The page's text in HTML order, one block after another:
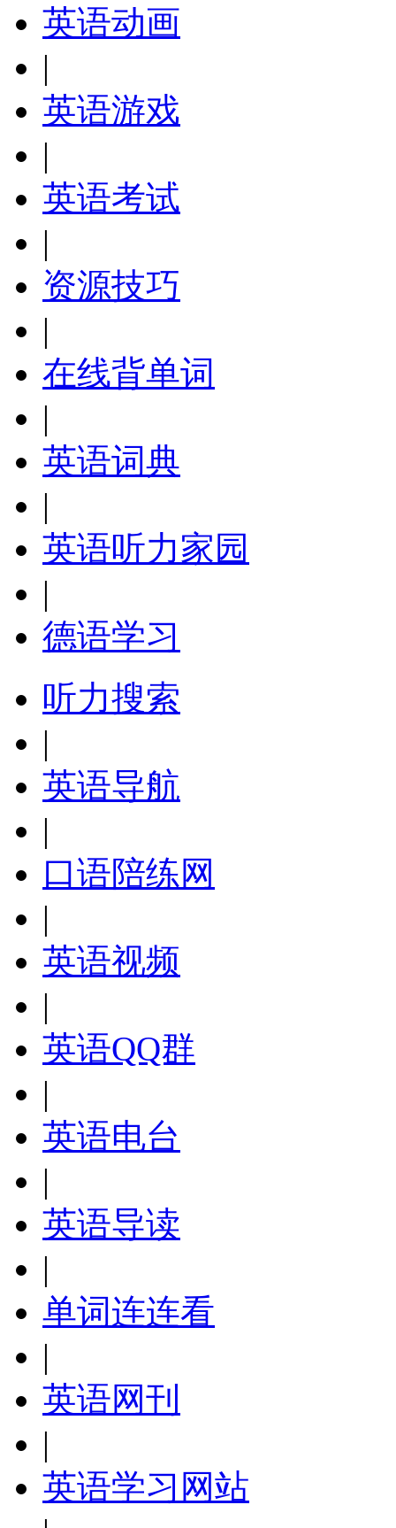
英语动画
|
英语游戏
|
英语考试
|
资源技巧
|
在线背单词
|
英语词典
|
英语听力家园
|
德语学习
听力搜索
|
英语导航
|
口语陪练网
|
英语视频
|
英语QQ群
|
英语电台
|
英语导读
|
单词连连看
|
英语网刊
|
英语学习网站